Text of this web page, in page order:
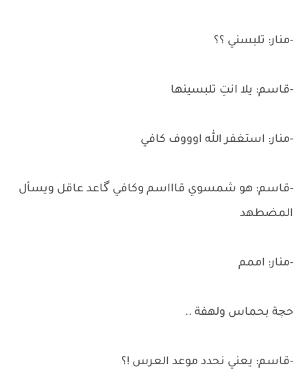
-منار: تلبسني ؟؟
-قاسم: يلا انتِ تلبسينها
-منار: استغفر الله اوووف كافي
-قاسم: هو شمسوي قاااسم وكافي گاعد عاقل ويسأل
المضطهد
-منار: اممم
حچة بحماس ولهفة ..
-قاسم: يعني نحدد موعد العرس !؟